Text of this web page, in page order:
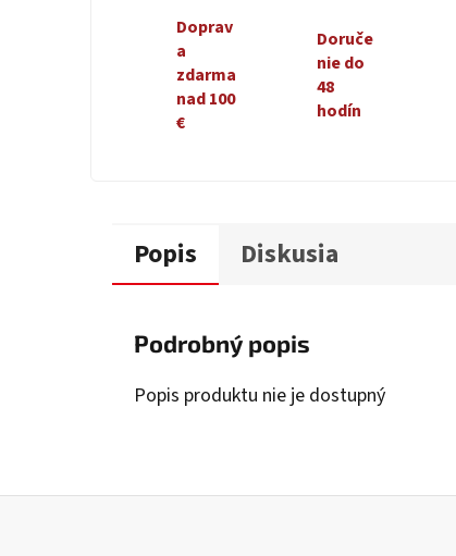
Doprav
a
zdarma
nad 100
€
Doruče
nie do
48
hodín
Popis Diskusia
Podrobný popis
Popis produktu nie je dostupný